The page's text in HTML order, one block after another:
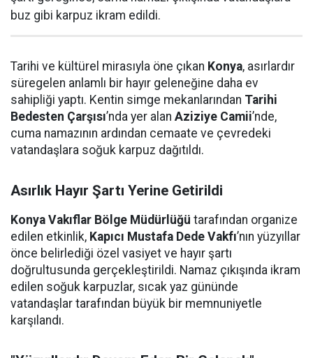
buz gibi karpuz ikram edildi.
Tarihi ve kültürel mirasıyla öne çıkan Konya, asırlardır
süregelen anlamlı bir hayır geleneğine daha ev
sahipliği yaptı. Kentin simge mekanlarından Tarihi
Bedesten Çarşısı’nda yer alan Aziziye Camii’nde,
cuma namazının ardından cemaate ve çevredeki
vatandaşlara soğuk karpuz dağıtıldı.
Asırlık Hayır Şartı Yerine Getirildi
Konya Vakıflar Bölge Müdürlüğü tarafından organize
edilen etkinlik, Kapıcı Mustafa Dede Vakfı’nın yüzyıllar
önce belirlediği özel vasiyet ve hayır şartı
doğrultusunda gerçekleştirildi. Namaz çıkışında ikram
edilen soğuk karpuzlar, sıcak yaz gününde
vatandaşlar tarafından büyük bir memnuniyetle
karşılandı.